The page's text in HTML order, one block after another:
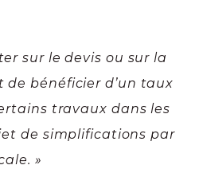
sur le devis ou sur la
bénéficier d’un taux
travaux dans les
de simplifications par
»